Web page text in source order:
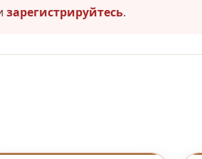
зарегистрируйтесь.